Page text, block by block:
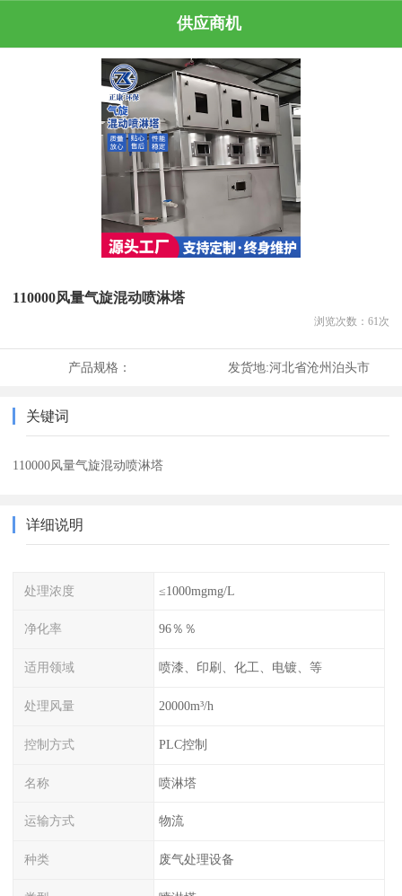
供应商机
110000风量气旋混动喷淋塔
浏览次数： 61 次
产品规格： 发货地:河北省沧州泊头市
关键词
110000风量气旋混动喷淋塔
详细说明
处理浓度 ≤1000mgmg/L
净化率 96％％
适用领域 喷漆、印刷、化工、电镀、等
处理风量 20000m³/h
控制方式 PLC控制
名称 喷淋塔
运输方式 物流
种类 废气处理设备